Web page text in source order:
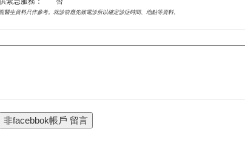
醫生資料只作參考。就診前應先致電診所以確定診症時間、地點等資料。